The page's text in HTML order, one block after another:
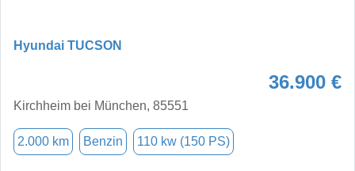
Hyundai TUCSON
36.900 €
Kirchheim bei München, 85551
2.000 km Benzin 110 kw (150 PS)